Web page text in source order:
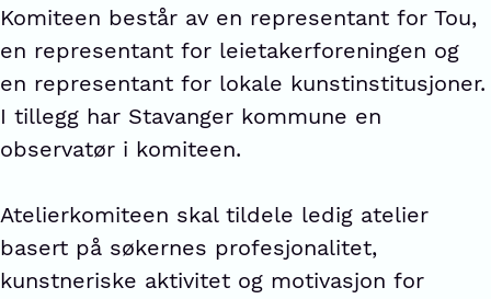
Komiteen består av en representant for Tou,
en representant for leietakerforeningen og
en representant for lokale kunstinstitusjoner.
I tillegg har Stavanger kommune en
observatør i komiteen.
Atelierkomiteen skal tildele ledig atelier
basert på søkernes profesjonalitet,
kunstneriske aktivitet og motivasjon for